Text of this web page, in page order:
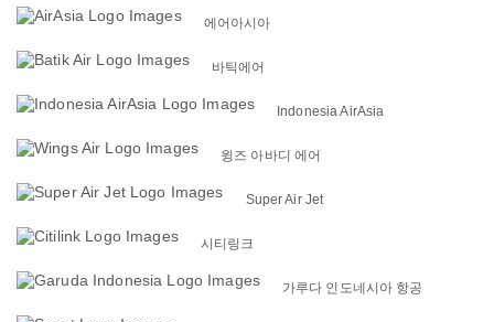
에어아시아
바틱에어
Indonesia AirAsia
윙즈 아바디 에어
Super Air Jet
시티링크
가루다 인도네시아 항공